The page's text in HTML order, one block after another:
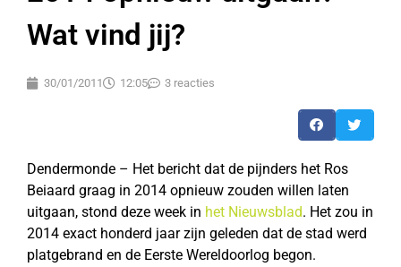
Wat vind jij?
30/01/2011 12:05 3 reacties
Dendermonde – Het bericht dat de pijnders het Ros
Beiaard graag in 2014 opnieuw zouden willen laten
uitgaan, stond deze week in het Nieuwsblad. Het zou in
2014 exact honderd jaar zijn geleden dat de stad werd
platgebrand en de Eerste Wereldoorlog begon.